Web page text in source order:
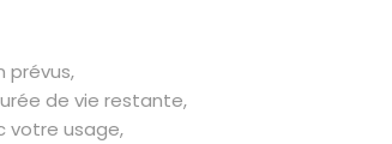
prévus,
de vie restante,
votre usage,